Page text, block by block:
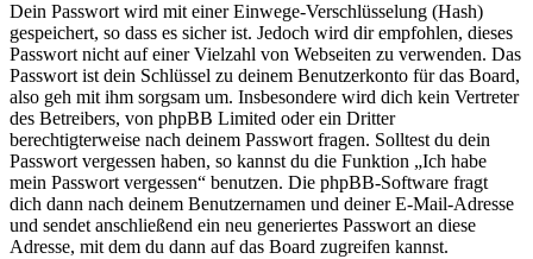
Dein Passwort wird mit einer Einwege-Verschlüsselung (Hash)
gespeichert, so dass es sicher ist. Jedoch wird dir empfohlen, dieses
Passwort nicht auf einer Vielzahl von Webseiten zu verwenden. Das
Passwort ist dein Schlüssel zu deinem Benutzerkonto für das Board,
also geh mit ihm sorgsam um. Insbesondere wird dich kein Vertreter
des Betreibers, von phpBB Limited oder ein Dritter
berechtigterweise nach deinem Passwort fragen. Solltest du dein
Passwort vergessen haben, so kannst du die Funktion „Ich habe
mein Passwort vergessen“ benutzen. Die phpBB-Software fragt
dich dann nach deinem Benutzernamen und deiner E-Mail-Adresse
und sendet anschließend ein neu generiertes Passwort an diese
Adresse, mit dem du dann auf das Board zugreifen kannst.